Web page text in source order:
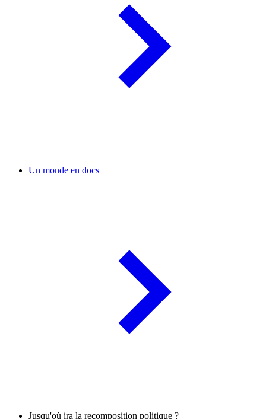
Un monde en docs
Jusqu'où ira la recomposition politique ?